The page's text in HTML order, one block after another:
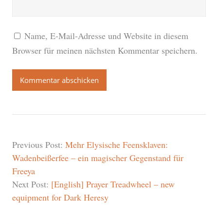
Name, E-Mail-Adresse und Website in diesem
Browser für meinen nächsten Kommentar speichern.
Previous Post: Mehr Elysische Feensklaven:
Wadenbeißerfee – ein magischer Gegenstand für
Freeya
Next Post: [English] Prayer Treadwheel – new
equipment for Dark Heresy